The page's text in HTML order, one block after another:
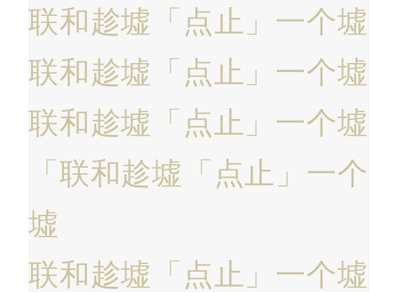
联和趁墟 「点止」一个墟
联和趁墟 「点止」一个墟
联和趁墟 「点止」一个墟
「联和趁墟 「点止」一个
墟
联和趁墟 「点止」一个墟